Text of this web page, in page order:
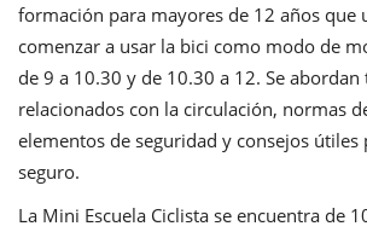
formación para mayores de 12 años que
comenzar a usar la bici como modo de
de 9 a 10.30 y de 10.30 a 12. Se abordan
relacionados con la circulación, normas
elementos de seguridad y consejos útiles
seguro.
La Mini Escuela Ciclista se encuentra de